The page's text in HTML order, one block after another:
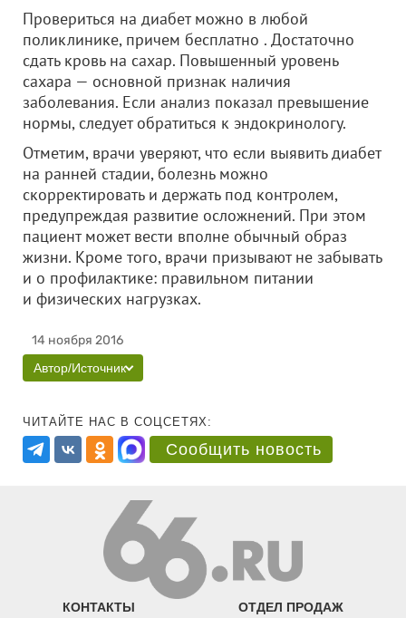
Провериться на диабет можно в любой
поликлинике, причем бесплатно . Достаточно
сдать кровь на сахар. Повышенный уровень
сахара — основной признак наличия
заболевания. Если анализ показал превышение
нормы, следует обратиться к эндокринологу.
Отметим, врачи уверяют, что если выявить диабет
на ранней стадии, болезнь можно
скорректировать и держать под контролем,
предупреждая развитие осложнений. При этом
пациент может вести вполне обычный образ
жизни. Кроме того, врачи призывают не забывать
и о профилактике: правильном питании
и физических нагрузках.
14 ноября 2016
Автор/Источник
ЧИТАЙТЕ НАС В СОЦСЕТЯХ:
Сообщить новость
КОНТАКТЫ ОТДЕЛ ПРОДАЖ